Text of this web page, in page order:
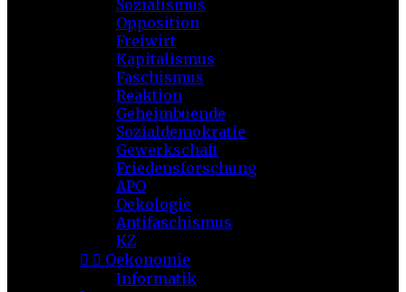
Sozialismus
Opposition
Freiwirt
Kapitalismus
Faschismus
Reaktion
Geheimbuende
Sozialdemokratie
Gewerkschaft
Friedensforschung
APO
Oekologie
Antifaschismus
KZ
  Oekonomie
Informatik